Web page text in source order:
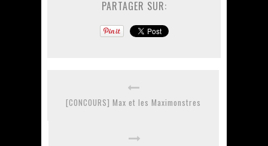
PARTAGER SUR:
[CONCOURS] Max et les Maximonstres